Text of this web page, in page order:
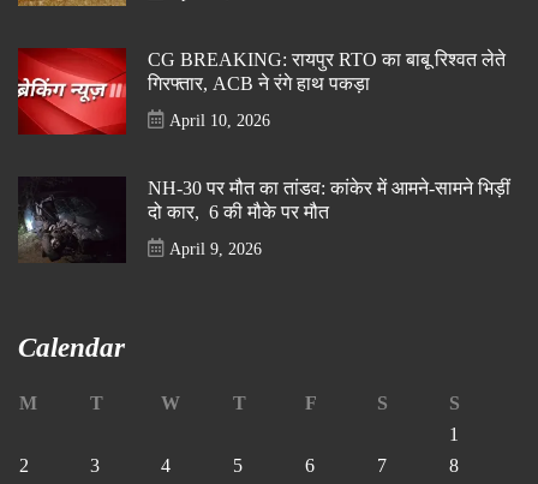
CG BREAKING: रायपुर RTO का बाबू रिश्वत लेते
गिरफ्तार, ACB ने रंगे हाथ पकड़ा
April 10, 2026
NH-30 पर मौत का तांडव: कांकेर में आमने-सामने भिड़ीं
दो कार, 6 की मौके पर मौत
April 9, 2026
Calendar
M T W T F S
S
1
2
3 4 5 6 7
8